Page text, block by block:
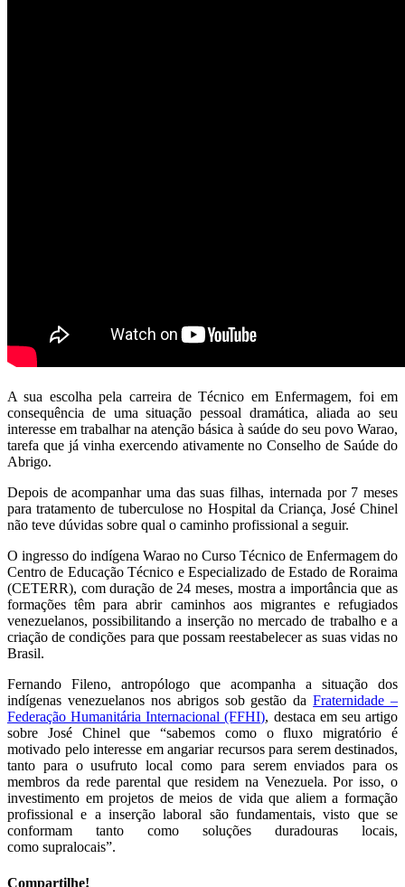
A sua escolha pela carreira de Técnico em Enfermagem, foi em
consequência de uma situação pessoal dramática, aliada ao seu
interesse em trabalhar na atenção básica à saúde do seu povo Warao,
tarefa que já vinha exercendo ativamente no Conselho de Saúde do
Abrigo.
Depois de acompanhar uma das suas filhas, internada por 7 meses
para tratamento de tuberculose no Hospital da Criança, José Chinel
não teve dúvidas sobre qual o caminho profissional a seguir.
O ingresso do indígena Warao no Curso Técnico de Enfermagem do
Centro de Educação Técnico e Especializado de Estado de Roraima
(CETERR), com duração de 24 meses, mostra a importância que as
formações têm para abrir caminhos aos migrantes e refugiados
venezuelanos, possibilitando a inserção no mercado de trabalho e a
criação de condições para que possam reestabelecer as suas vidas no
Brasil.
Fernando Fileno, antropólogo que acompanha a situação dos
indígenas venezuelanos nos abrigos sob gestão daFraternidade –
Federação Humanitária Internacional (FFHI), destaca em seu artigo
sobre José Chinel que “sabemos como o fluxo migratório é
motivado pelo interesse em angariar recursos para serem destinados,
tanto para o usufruto local como para serem enviados para os
membros da rede parental que residem na Venezuela. Por isso, o
investimento em projetos de meios de vida que aliem a formação
profissional e a inserção laboral são fundamentais, visto que se
conformam tanto como soluções duradouras locais,
como supralocais”.
Compartilhe!